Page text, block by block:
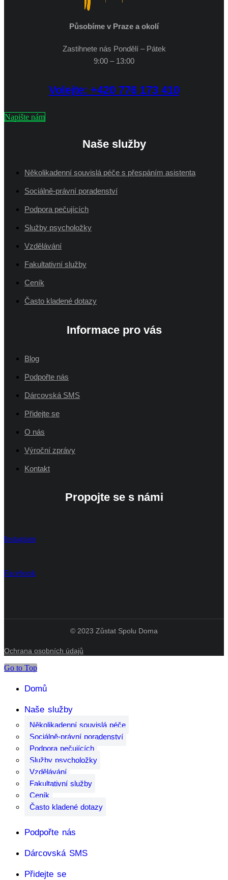
Působíme v Praze a okolí
Zastihnete nás Pondělí – Pátek
9:00 – 13:00
Volejte: +420 776 173 410
Napište nám
Naše služby
Několikadenní souvislá péče s přespáním asistenta
Sociálně-právní poradenství
Podpora pečujících
Služby psycholožky
Vzdělávání
Fakultativní služby
Ceník
Často kladené dotazy
Informace pro vás
Blog
Podpořte nás
Dárcovská SMS
Přidejte se
O nás
Výroční zprávy
Kontakt
Propojte se s námi
Instagram
Facebook
© 2023 Zůstat Spolu Doma
Ochrana osobních údajů
Go to Top
Domů
Naše služby
Několikadenní souvislá péče
Sociálně-právní poradenství
Podpora pečujících
Služby psycholožky
Vzdělávání
Fakultativní služby
Ceník
Často kladené dotazy
Podpořte nás
Dárcovská SMS
Přidejte se